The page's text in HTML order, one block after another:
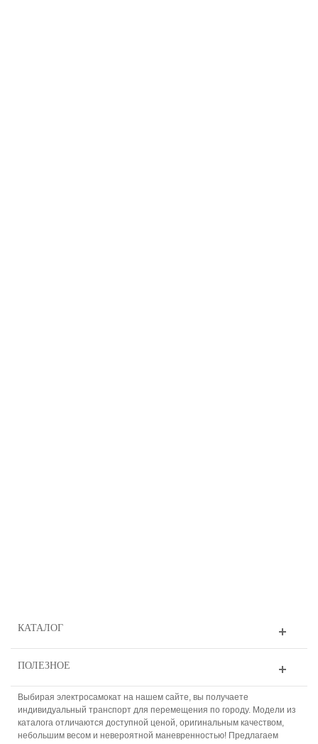
КАТАЛОГ
ПОЛЕЗНОЕ
Выбирая электросамокат на нашем сайте, вы получаете
индивидуальный транспорт для перемещения по городу. Модели из
каталога отличаются доступной ценой, оригинальным качеством,
небольшим весом и невероятной маневренностью! Предлагаем